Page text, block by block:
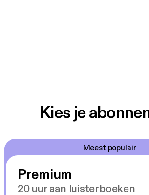
Kies je
Meest populair
Premium
20 uur aan luisterboeken